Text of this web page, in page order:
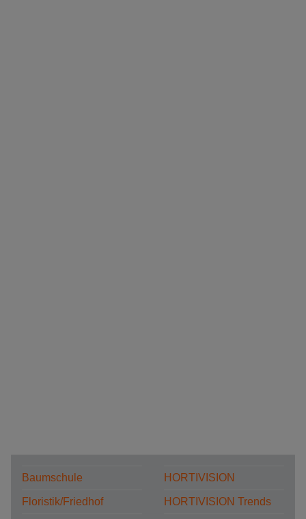
Baumschule
Floristik/Friedhof
HORTIVISION
HORTIVISION Trends